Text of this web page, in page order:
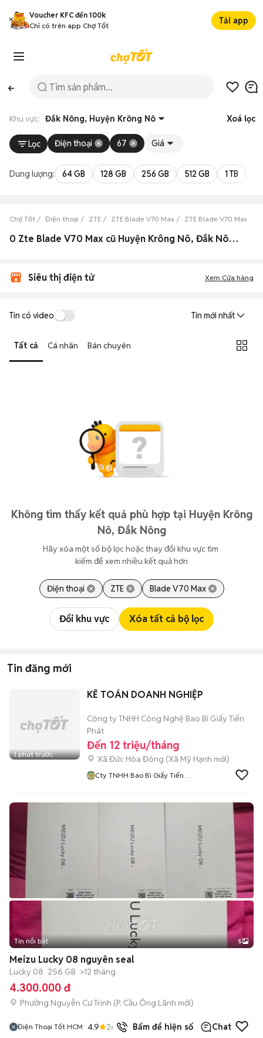
Voucher KFC đến 100k
Chỉ có trên app Chợ Tốt
Tải app
Khu vực: Đắk Nông, Huyện Krông Nô Xoá lọc
Lọc Điện thoại 67 Giá
Dung lượng: 64 GB 128 GB 256 GB 512 GB 1 TB
Chợ Tốt Điện thoại ZTE ZTE Blade V70 Max ZTE Blade V70 Max
0 Zte Blade V70 Max cũ Huyện Krông Nô, Đắk Nông đẹp
Siêu thị điện tử Xem Cửa hàng
Tin có video Tin mới nhất
Tất cả Cá nhân Bán chuyên
Không tìm thấy kết quả phù hợp tại Huyện Krông
Nô, Đắk Nông
Hãy xóa một số bộ lọc hoặc thay đổi khu vực tìm
kiếm để xem nhiều kết quả hơn
Điện thoại ZTE Blade V70 Max
Đổi khu vực Xóa tất cả bộ lọc
Tin đăng mới
1 phút trước
KẾ TOÁN DOANH NGHIỆP
Công ty TNHH Công Nghệ Bao Bì Giấy Tiến
Phát
Đến 12 triệu/tháng
Xã Đức Hòa Đông (Xã Mỹ Hạnh mới)
Cty TNHH Bao Bì Giấy Tiến
Tin nổi bật 5
Meizu Lucky 08 nguyên seal
Lucky 08 256 GB >12 tháng
4.300.000 đ
Phường Nguyễn Cư Trinh (P. Cầu Ông Lãnh mới)
Điện Thoại Tốt HCM 4.9 26 đã bánBấm để hiện số Chat